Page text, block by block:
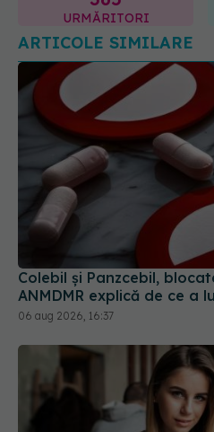
Colebil și Panzcebil,
ANMDMR explică de ce a
06 aug 2026, 16:37